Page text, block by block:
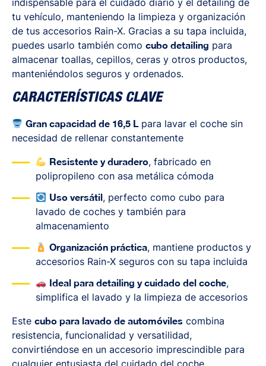
tu vehículo, manteniendo la limpieza y organización
de tus accesorios Rain-X. Gracias a su tapa incluida,
puedes usarlo también como cubo detailing para
almacenar toallas, cepillos, ceras y otros productos,
manteniéndolos seguros y ordenados.
CARACTERÍSTICAS CLAVE
Gran capacidad de 16,5 Lpara lavar el coche sin
necesidad de rellenar constantemente
Resistente y duradero, fabricado en
polipropileno con asa metálica cómoda
Uso versátil, perfecto como cubo para
lavado de coches y también para
almacenamiento
Organización práctica, mantiene productos y
accesorios Rain-X seguros con su tapa incluida
Ideal para detailing y cuidado del coche,
simplifica el lavado y la limpieza de accesorios
Este cubo para lavado de automóviles combina
resistencia, funcionalidad y versatilidad,
convirtiéndose en un accesorio imprescindible para
cualquier entusiasta del cuidado del coche.